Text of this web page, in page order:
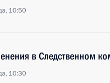
10:50
в Следственном
10:30